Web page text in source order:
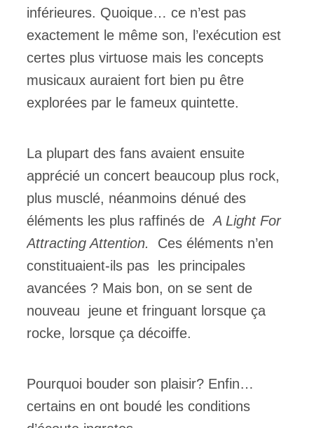
inférieures. Quoique… ce n’est pas
exactement le même son, l’exécution est
certes plus virtuose mais les concepts
musicaux auraient fort bien pu être
explorées par le fameux quintette.
La plupart des fans avaient ensuite
apprécié un concert beaucoup plus rock,
plus musclé, néanmoins dénué des
éléments les plus raffinés de A Light For
Attracting Attention. Ces éléments n’en
constituaient-ils pas les principales
avancées ? Mais bon, on se sent de
nouveau jeune et fringuant lorsque ça
rocke, lorsque ça décoiffe.
Pourquoi bouder son plaisir? Enfin…
certains en ont boudé les conditions